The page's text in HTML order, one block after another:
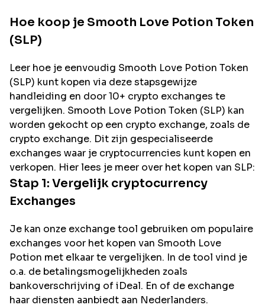
Hoe koop je Smooth Love Potion Token
(SLP)
Leer hoe je eenvoudig Smooth Love Potion Token
(SLP) kunt kopen via deze stapsgewijze
handleiding en door 10+ crypto exchanges te
vergelijken. Smooth Love Potion Token (SLP) kan
worden gekocht op een crypto exchange, zoals de
crypto exchange. Dit zijn gespecialiseerde
exchanges waar je cryptocurrencies kunt kopen en
verkopen. Hier lees je meer over het kopen van SLP:
Stap 1: Vergelijk cryptocurrency
Exchanges
Je kan onze exchange tool gebruiken om populaire
exchanges voor het kopen van Smooth Love
Potion met elkaar te vergelijken. In de tool vind je
o.a. de betalingsmogelijkheden zoals
bankoverschrijving of iDeal. En of de exchange
haar diensten aanbiedt aan Nederlanders.